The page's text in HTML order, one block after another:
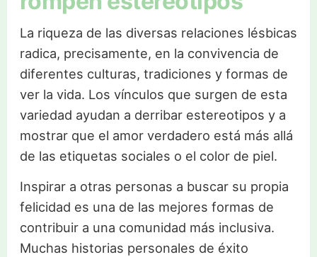
La riqueza de las diversas relaciones lésbicas
radica, precisamente, en la convivencia de
diferentes culturas, tradiciones y formas de
ver la vida. Los vínculos que surgen de esta
variedad ayudan a derribar estereotipos y a
mostrar que el amor verdadero está más allá
de las etiquetas sociales o el color de piel.
Inspirar a otras personas a buscar su propia
felicidad es una de las mejores formas de
contribuir a una comunidad más inclusiva.
Muchas historias personales de éxito